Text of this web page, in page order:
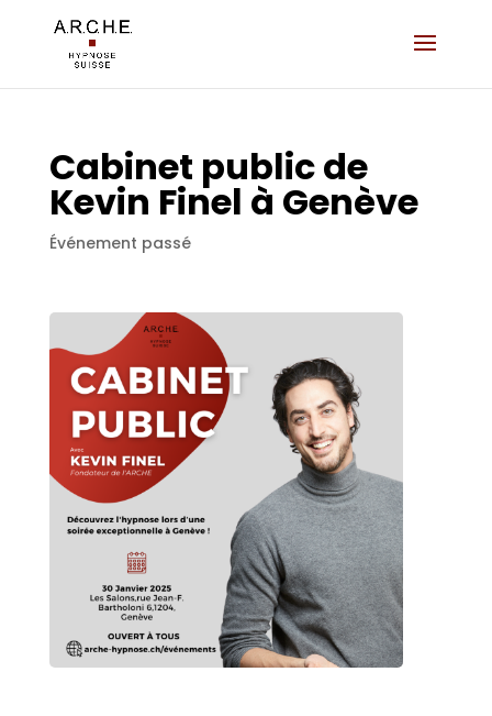
Cabinet public de
Kevin Finel à Genève
Événement passé